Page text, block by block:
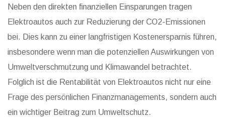
Neben den direkten finanziellen Einsparungen tragen
Elektroautos auch zur Reduzierung der CO2-Emissionen
bei. Dies kann zu einer langfristigen Kostenersparnis führen,
insbesondere wenn man die potenziellen Auswirkungen von
Umweltverschmutzung und Klimawandel betrachtet.
Folglich ist die Rentabilität von Elektroautos nicht nur eine
Frage des persönlichen Finanzmanagements, sondern auch
ein wichtiger Beitrag zum Umweltschutz.